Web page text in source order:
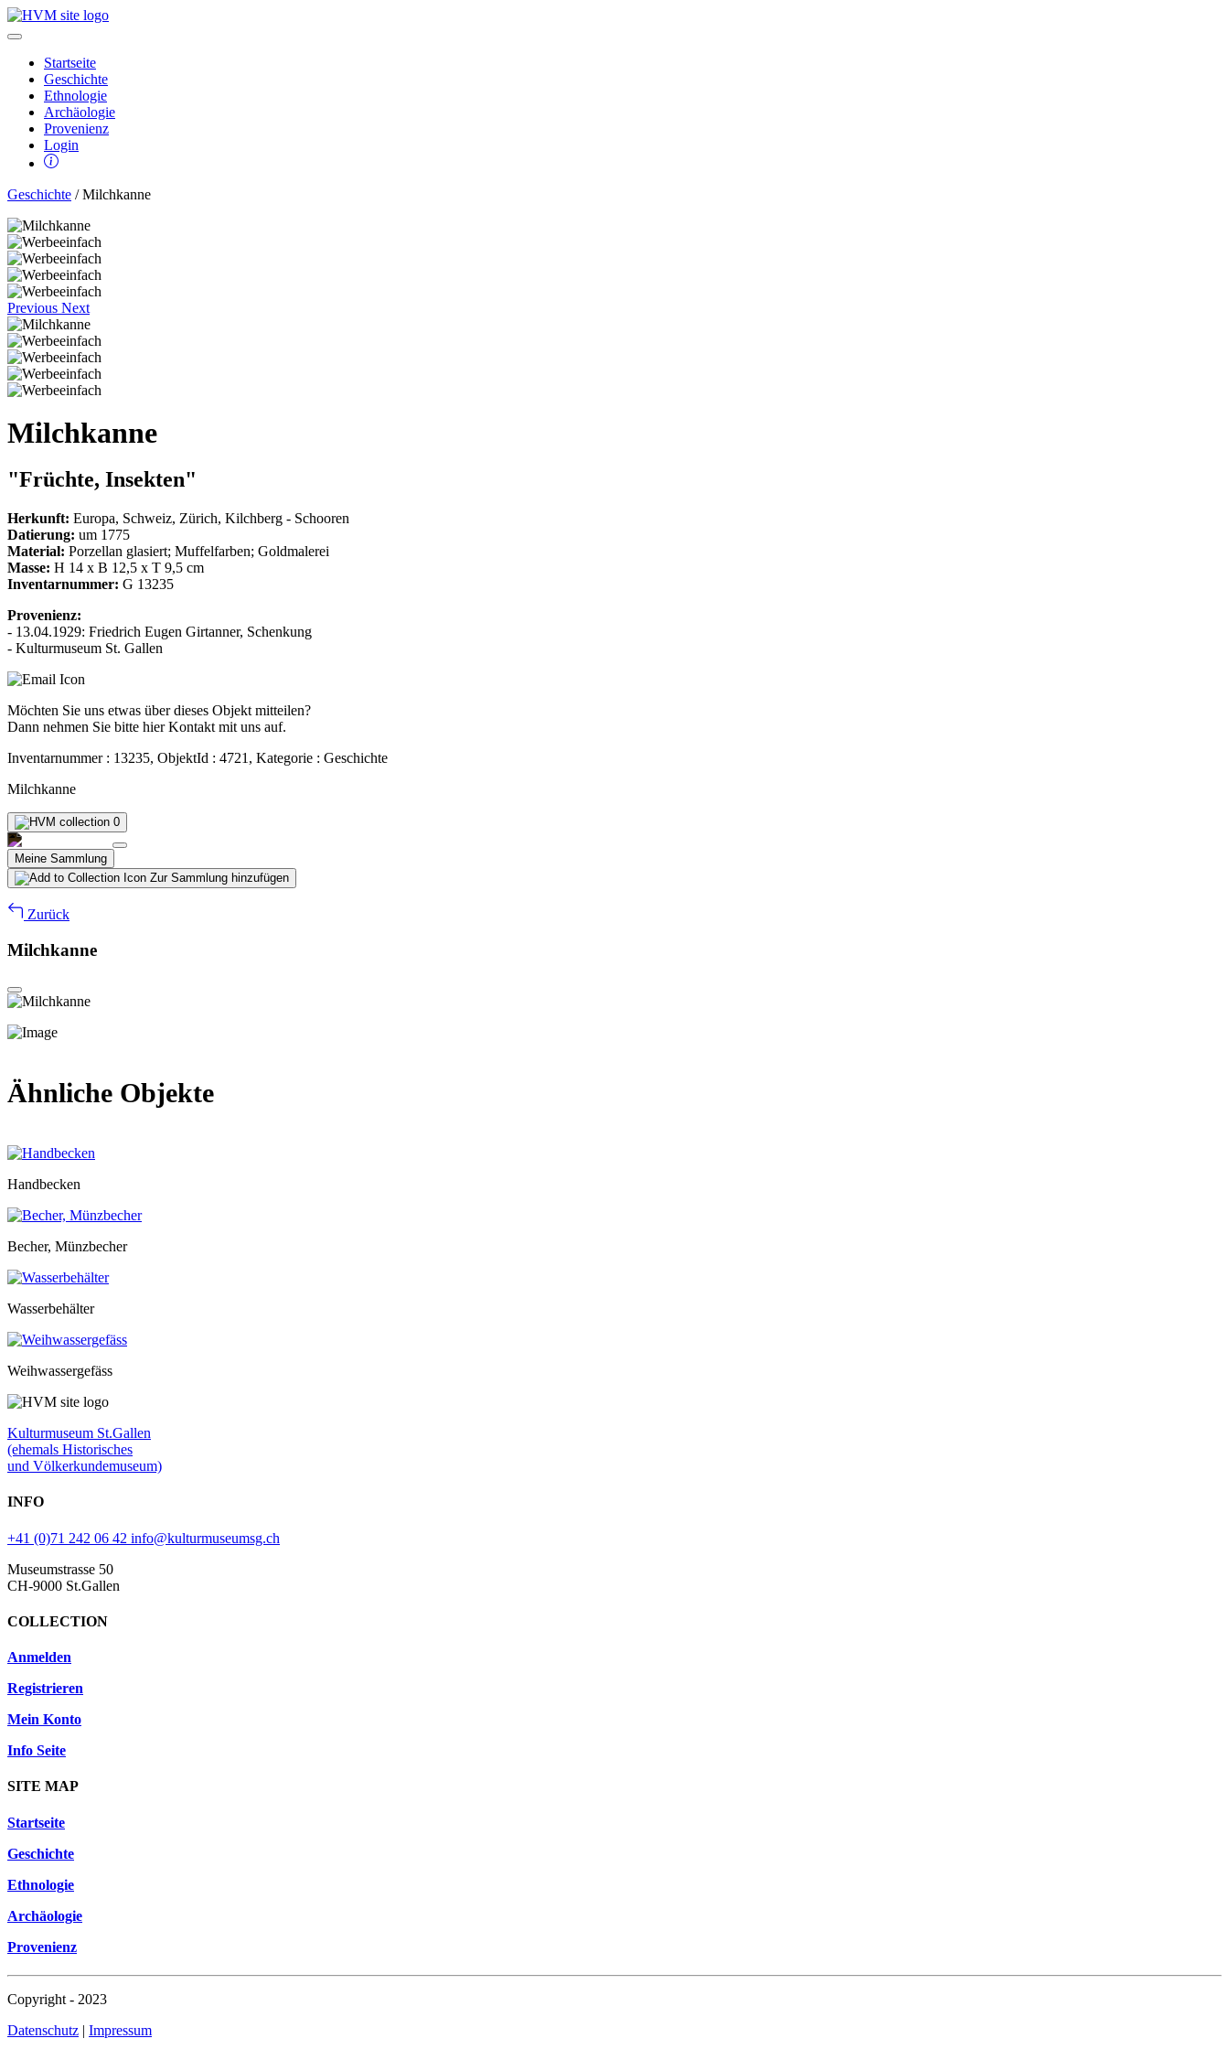
Startseite
Geschichte
Ethnologie
Archäologie
Provenienz
Login
Geschichte / Milchkanne
Previous Next
Milchkanne
"Früchte, Insekten"
Herkunft: Europa, Schweiz, Zürich, Kilchberg - Schooren
Datierung: um 1775
Material: Porzellan glasiert; Muffelfarben; Goldmalerei
Masse: H 14 x B 12,5 x T 9,5 cm
Inventarnummer: G 13235
Provenienz:
- 13.04.1929: Friedrich Eugen Girtanner, Schenkung
- Kulturmuseum St. Gallen
Möchten Sie uns etwas über dieses Objekt mitteilen?
Dann nehmen Sie bitte hier Kontakt mit uns auf.
Inventarnummer : 13235, ObjektId : 4721, Kategorie : Geschichte
Milchkanne
0
Meine Sammlung
Zur Sammlung hinzufügen
Zurück
Milchkanne
Ähnliche Objekte
Handbecken
Becher, Münzbecher
Wasserbehälter
Weihwassergefäss
Kulturmuseum St.Gallen
(ehemals Historisches
und Völkerkundemuseum)
INFO
+41 (0)71 242 06 42 info@kulturmuseumsg.ch
Museumstrasse 50
CH-9000 St.Gallen
COLLECTION
Anmelden
Registrieren
Mein Konto
Info Seite
SITE MAP
Startseite
Geschichte
Ethnologie
Archäologie
Provenienz
Copyright - 2023
Datenschutz | Impressum